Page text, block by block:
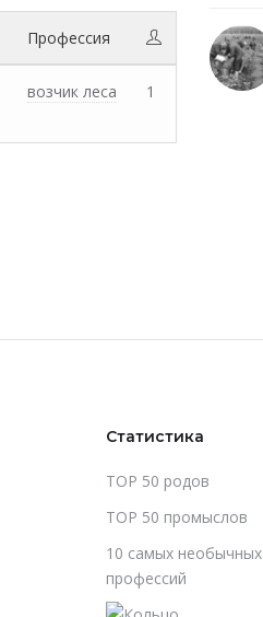
Профессия
возчик леса 1
Статистика
TOP 50 родов
TOP 50 промыслов
10 самых необычных
профессий